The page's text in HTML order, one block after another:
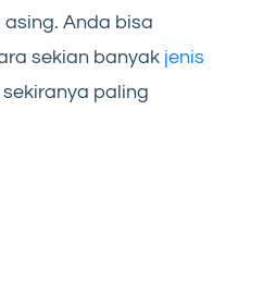
Anda bisa
sekian banyak jenis
paling